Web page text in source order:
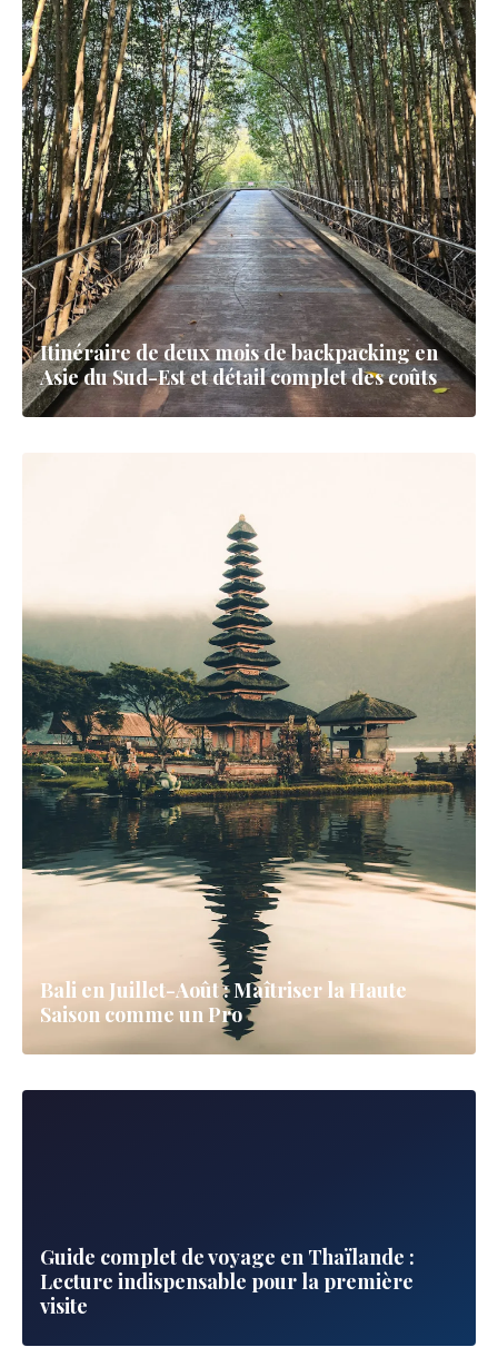
Itinéraire de deux mois de backpacking en
Asie du Sud-Est et détail complet des coûts
Bali en Juillet-Août : Maîtriser la Haute
Saison comme un Pro
Guide complet de voyage en Thaïlande :
Lecture indispensable pour la première
visite